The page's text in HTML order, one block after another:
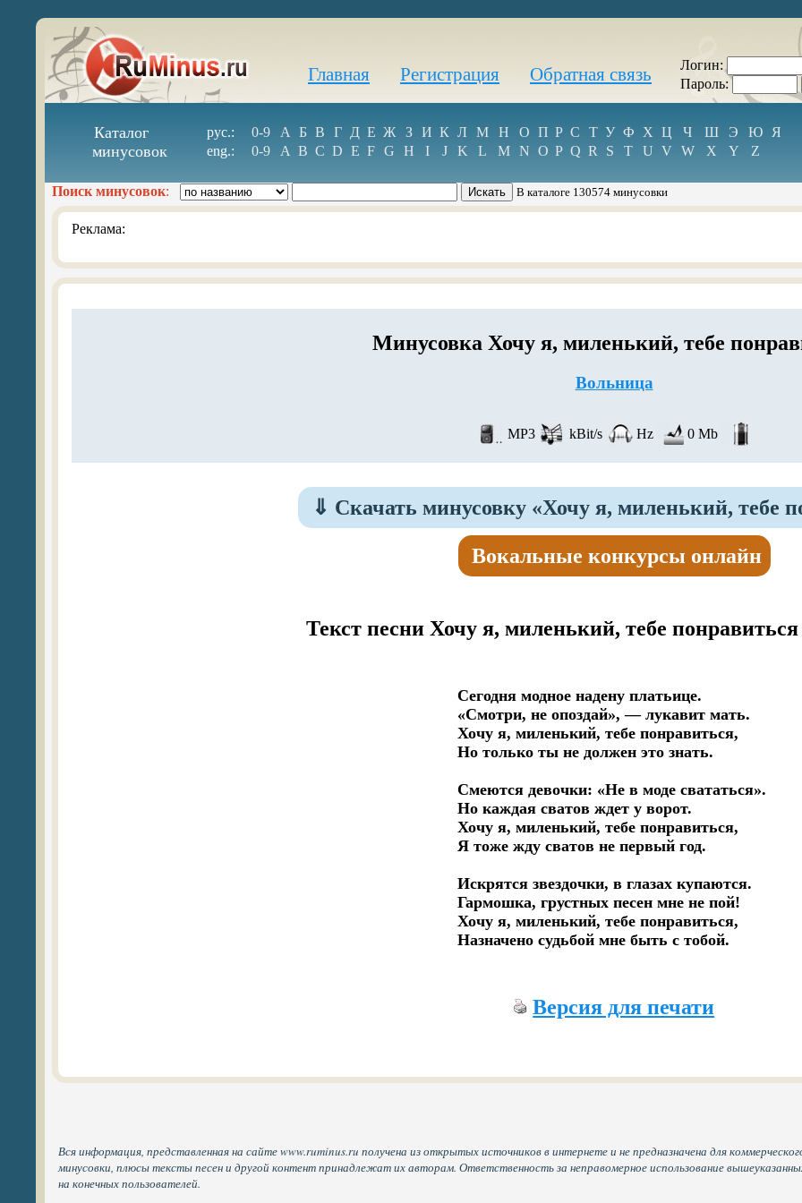
Главная Регистрация Обратная связь
Логин:
Пароль:
Каталог
минусовок
рус.: 0-9 А Б В Г Д Е Ж З И К Л М Н О П Р С Т У Ф Х Ц Ч Ш Э Ю Я
eng.:
0-9 A B C D E F G H I J K L M N O P Q R S T U V W X Y Z
Поиск минусовок: В каталоге 130574 минусовки
Реклама:
Минусовка Хочу я, миленький, тебе
Вольница
MP3 kBit/s Hz 0 Mb
⇓ Скачать минусовку «Хочу я, миленький, тебе
Вокальные конкурсы онлайн
Текст песни Хочу я, миленький, тебе понравиться
Сегодня модное надену платьице.
«Смотри, не опоздай», — лукавит мать.
Хочу я, миленький, тебе понравиться,
Но только ты не должен это знать.
Смеются девочки: «Не в моде свататься».
Но каждая сватов ждет у ворот.
Хочу я, миленький, тебе понравиться,
Я тоже жду сватов не первый год.
Искрятся звездочки, в глазах купаются.
Гармошка, грустных песен мне не пой!
Хочу я, миленький, тебе понравиться,
Назначено судьбой мне быть с тобой.
Версия для печати
Вся информация, представленная на сайте www.ruminus.ru получена из открытых источников в интернете и не предназначена для
минусовки, плюсы тексты песен и другой контент принадлежат их авторам. Ответственность за неправомерное использование
на конечных пользователей.